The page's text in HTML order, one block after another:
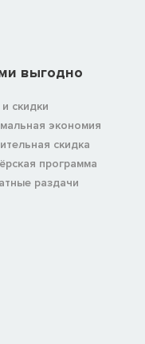
выгодно
скидки
экономия
скидка
программа
раздачи